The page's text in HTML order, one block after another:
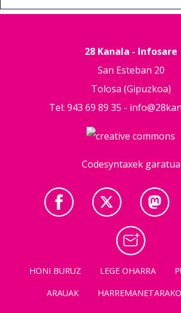
28 Kanala - Infosare
San Esteban 20
Tolosa (Gipuzkoa)
Tel: 943 69 89 35 -
Codesyntaxek garatua
HONI BURUZ LEGE OHARRA
ARAUAK
HARREMANETARAKO